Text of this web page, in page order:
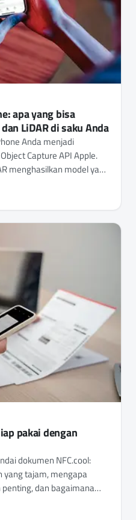
apa yang bisa
LiDAR di saku Anda
Anda menjadi
Capture API Apple.
menghasilkan model yang
- siap untuk cetak 3D, AR,
pakai dengan
dokumen NFC.cool:
yang tajam, mengapa
dan bagaimana
teks yang dapat